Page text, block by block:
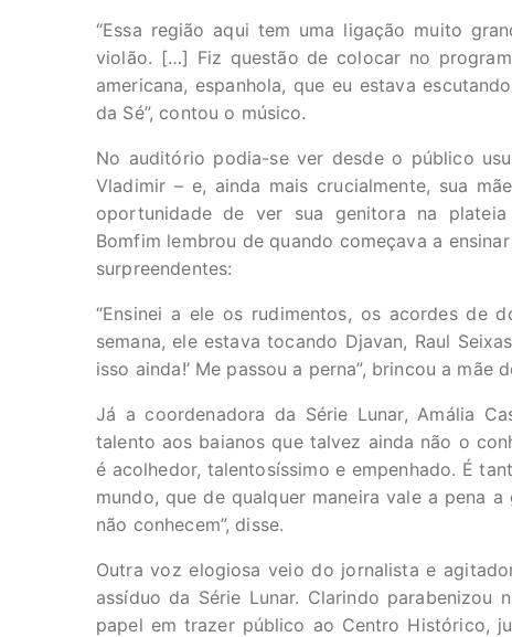
“Essa região aqui tem uma ligação muito
violão. […] Fiz questão de colocar no
americana, espanhola, que eu estava
da Sé”, contou o músico.
No auditório podia-se ver desde o público
Vladimir – e, ainda mais crucialmente, sua
oportunidade de ver sua genitora na
Bomfim lembrou de quando começava a
surpreendentes:
“Ensinei a ele os rudimentos, os acordes de
semana, ele estava tocando Djavan, Raul
isso ainda!’ Me passou a perna”, brincou a mãe
Já a coordenadora da Série Lunar, Amália
talento aos baianos que talvez ainda não o
é acolhedor, talentosíssimo e empenhado. É
mundo, que de qualquer maneira vale a pena
não conhecem”, disse.
Outra voz elogiosa veio do jornalista e
assíduo da Série Lunar. Clarindo
papel em trazer público ao Centro Histórico,